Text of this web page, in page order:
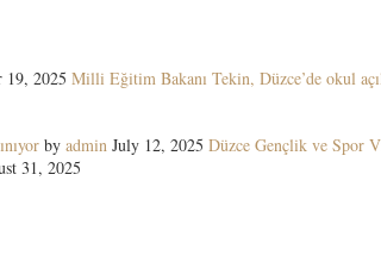
19, 2025 Milli Eğitim Bakanı Tekin, Düzce’de okul
by admin July 12, 2025 Düzce Gençlik ve Spor
31, 2025